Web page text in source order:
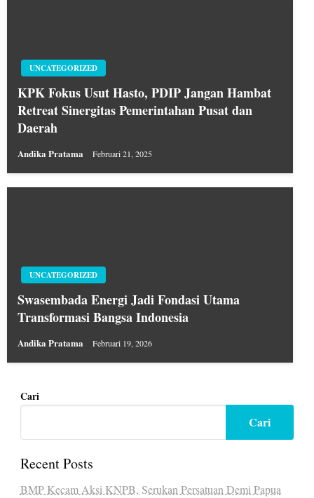
UNCATEGORIZED
KPK Fokus Usut Hasto, PDIP Jangan Hambat
Retreat Sinergitas Pemerintahan Pusat dan
Daerah
Andika Pratama Februari 21, 2025
UNCATEGORIZED
Swasembada Energi Jadi Fondasi Utama
Transformasi Bangsa Indonesia
Andika Pratama Februari 19, 2026
Cari
Cari
Recent Posts
BMP Kecam Aksi KNPB, Serukan Persatuan Demi Papua